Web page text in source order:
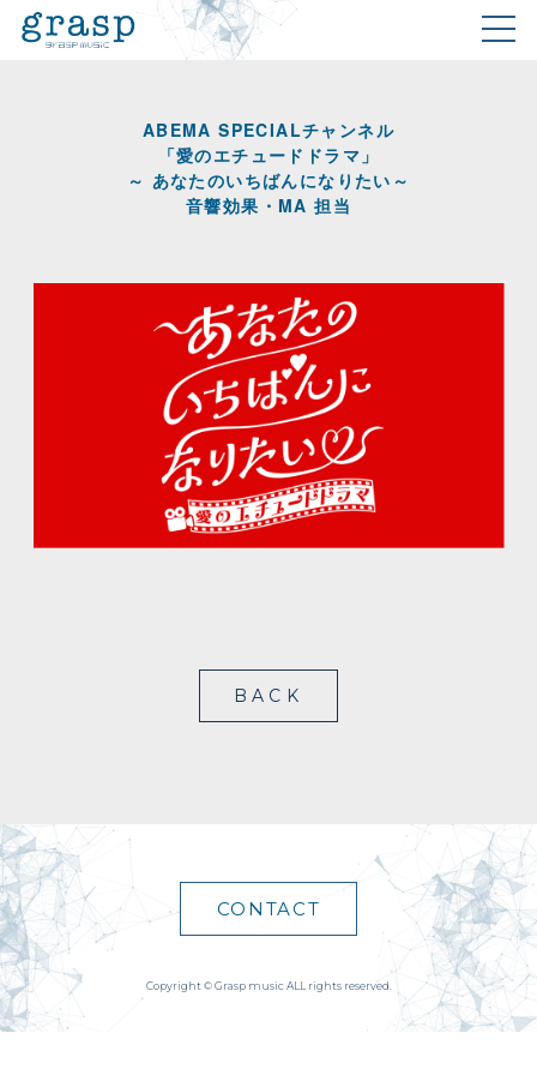
ABEMA SPECIALチャンネル
「愛のエチュードドラマ」
～ あなたのいちばんになりたい～
音響効果・MA 担当
BACK
CONTACT
Copyright © Grasp music ALL rights reserved.